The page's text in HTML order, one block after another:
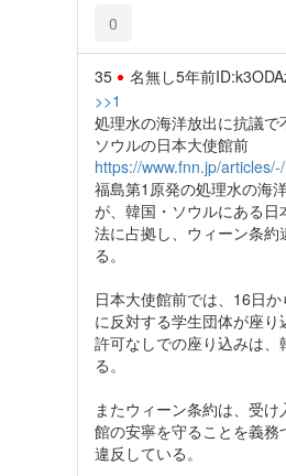
0
35 名無し5年前
>>1
処理水の海洋放出に抗議
ソウルの日本大使館前
https://www.fnn.jp/
福島第1原発の処理水の海
が、韓国・ソウルにある日
法に占拠し、ウィーン条
る。
日本大使館前では、16日
に反対する学生団体が座り
許可なしでの座り込みは、
る。
またウィーン条約は、受
館の安寧を守ることを義務
違反している。